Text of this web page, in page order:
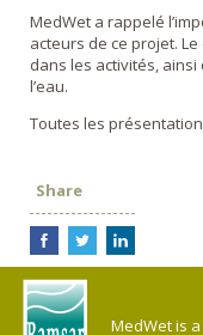
MedWet a rappelé
acteurs de ce projet.
dans les activités,
l’eau.
Toutes les
Share
MedWet is